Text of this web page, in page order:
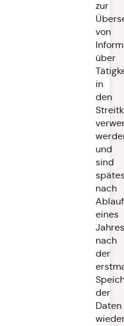
zur
von
über
in
den
und
sind
nach
Ablauf
eines
Jahres
nach
der
der
Daten